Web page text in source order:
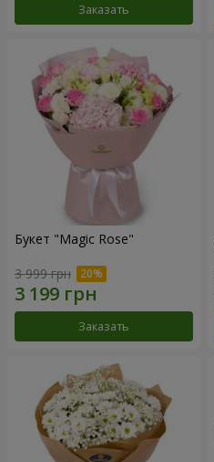
Заказать
Букет "Magic Rose"
3 999 грн
Заказать